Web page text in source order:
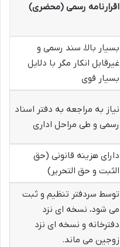
اقرارنامه رسمی (محضری)
بسیار بالا، سند رسمی و
غیرقابل انکار مگر با دلایل
بسیار قوی
نیاز به مراجعه به دفتر اسناد
رسمی و طی مراحل اداری
دارای هزینه قانونی (حق
الثبت و حق التحریر)
توسط سردفتر تنظیم و ثبت
می شود، نسخه ای نزد
دفترخانه و نسخه ای نزد
زوجین می ماند.